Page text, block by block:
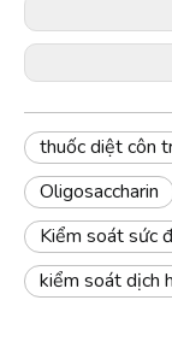
thuốc diệt côn
Oligosaccharin
Kiểm soát sức
kiểm soát dịch